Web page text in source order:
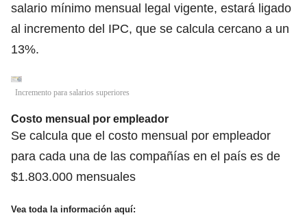
salario mínimo mensual legal vigente, estará ligado
al incremento del IPC, que se calcula cercano a un
13%.
Incremento para salarios superiores
Costo mensual por empleador
Se calcula que el costo mensual por empleador
para cada una de las compañías en el país es de
$1.803.000 mensuales
Vea toda la información aquí: